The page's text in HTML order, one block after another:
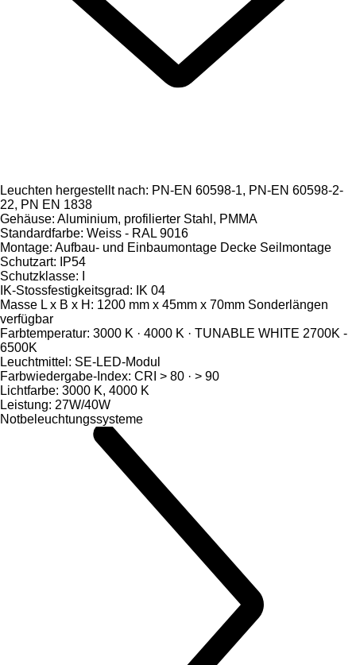
Leuchten hergestellt nach: PN-EN 60598-1, PN-EN 60598-2-
22, PN EN 1838
Gehäuse: Aluminium, profilierter Stahl, PMMA
Standardfarbe: Weiss - RAL 9016
Montage: Aufbau- und Einbaumontage Decke Seilmontage
Schutzart: IP54
Schutzklasse: I
IK-Stossfestigkeitsgrad: IK 04
Masse L x B x H: 1200 mm x 45mm x 70mm Sonderlängen
verfügbar
Farbtemperatur: 3000 K · 4000 K · TUNABLE WHITE 2700K -
6500K
Leuchtmittel: SE-LED-Modul
Farbwiedergabe-Index: CRI > 80 · > 90
Lichtfarbe: 3000 K, 4000 K
Leistung: 27W/40W
Notbeleuchtungssysteme